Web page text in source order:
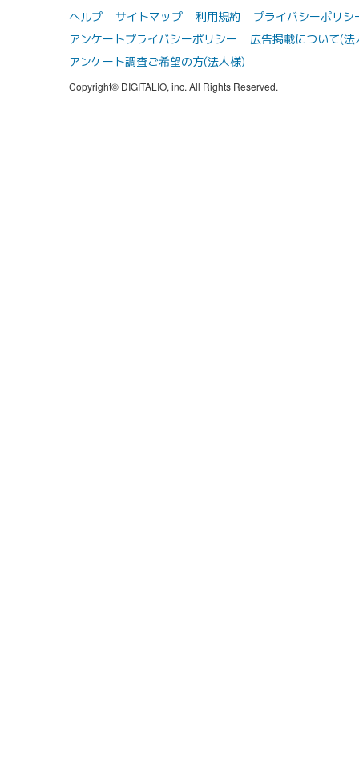
ヘルプ サイトマップ 利用規約
プライバシーポリシ
アンケートプライバシーポリシー
広告掲載について(法
アンケート調査ご希望の方(法人様)
Copyright© DIGITALIO, inc. All Rights Reserved.